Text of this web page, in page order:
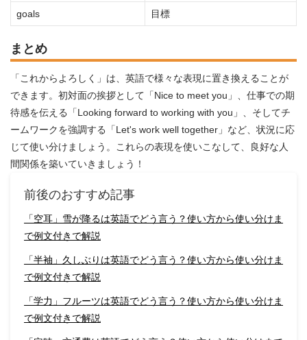
goals 目標
まとめ
「これからよろしく」は、英語で様々な表現に置き換えることが
できます。初対面の挨拶として「Nice to meet you」、仕事での期
待感を伝える「Looking forward to working with you」、そしてチ
ームワークを強調する「Let's work well together」など、状況に応
じて使い分けましょう。これらの表現を使いこなして、良好な人
間関係を築いていきましょう！
前後のおすすめ記事
「空耳」雪が降るは英語でどう言う？使い方から使い分けま
で例文付きで解説
「半袖」久しぶりは英語でどう言う？使い方から使い分けま
で例文付きで解説
「学力」フルーツは英語でどう言う？使い方から使い分けま
で例文付きで解説